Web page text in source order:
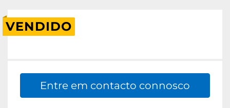
VENDIDO
Entre em contacto connosco